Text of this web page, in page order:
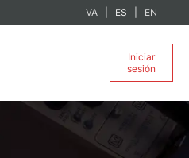
VA ES EN
Iniciar
sesión